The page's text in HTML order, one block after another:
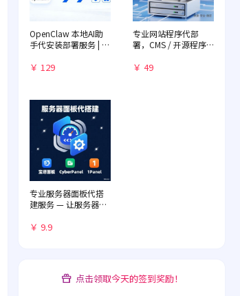
OpenClaw 本地AI助
手代安装部署服务 | 远
门教程
￥ 129
专业网站程序代部
署，CMS / 开源程序
￥ 49
专业服务器面板代搭
建服务 — 让服务器管
￥ 9.9
点击领取今天的签到奖励！